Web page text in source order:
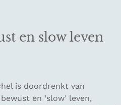
en slow leven
is doordrenkt van
en ‘slow’ leven,